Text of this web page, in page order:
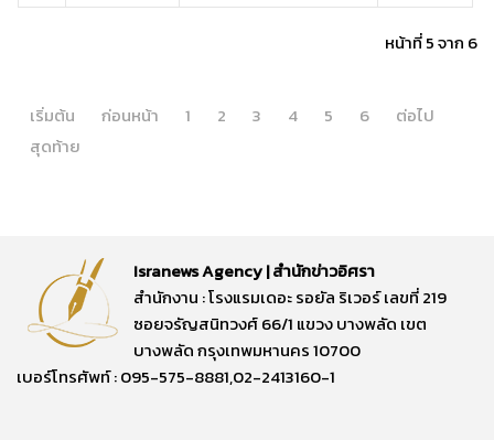
หน้าที่ 5 จาก 6
เริ่มต้น ก่อนหน้า 1 2 3 4 5 6
ต่อไป
สุดท้าย
Isranews Agency | สำนักข่าวอิศรา
สำนักงาน : โรงแรมเดอะ รอยัล ริเวอร์ เลขที่ 219
ซอยจรัญสนิทวงศ์ 66/1 แขวง บางพลัด เขต
บางพลัด กรุงเทพมหานคร 10700
เบอร์โทรศัพท์ : 095-575-8881,02-2413160-1